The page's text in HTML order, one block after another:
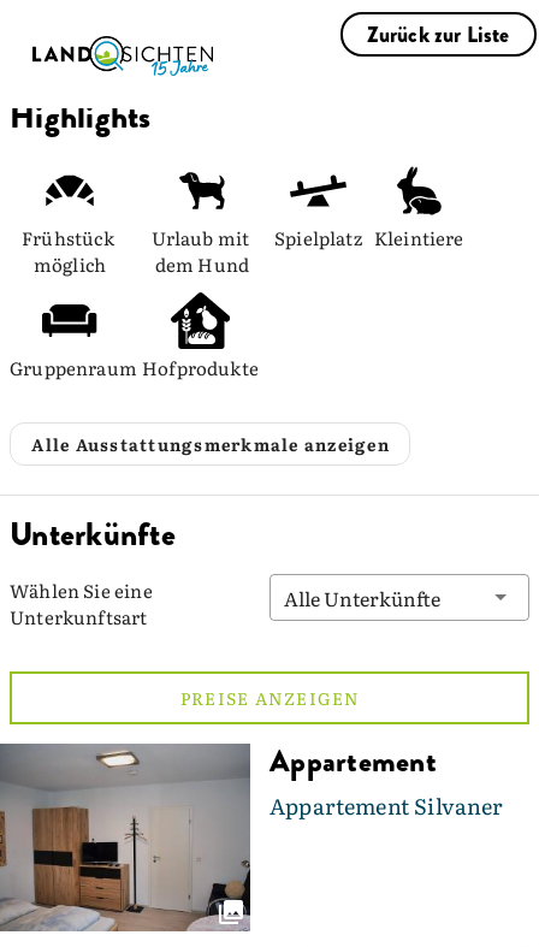
Zurück zur Liste
Highlights
Frühstück
möglich
Urlaub mit
dem Hund
Spielplatz Kleintiere
Gruppenraum Hofprodukte
Alle Ausstattungsmerkmale anzeigen
Unterkünfte
Wählen Sie eine
Unterkunftsart
Alle Unterkünfte
PREISE ANZEIGEN
Appartement
Appartement Silvaner